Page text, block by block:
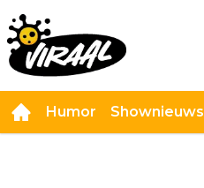
Humor Shownieuws